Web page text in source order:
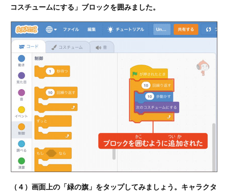
コスチュームにする」ブロックを囲みました。
（４）画面上の「緑の旗」をタップしてみましょう。キャラクタ